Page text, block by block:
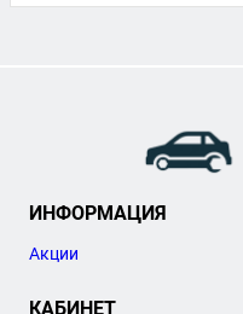
ИНФОРМАЦИЯ
Акции
КАБИНЕТ